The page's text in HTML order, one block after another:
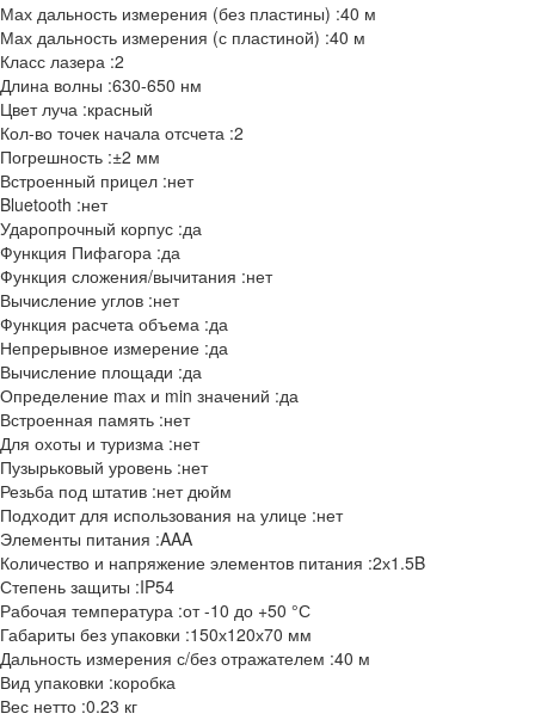
Мах дальность измерения (без пластины) :40 м
Мах дальность измерения (с пластиной) :40 м
Класс лазера :2
Длина волны :630-650 нм
Цвет луча :красный
Кол-во точек начала отсчета :2
Погрешность :±2 мм
Встроенный прицел :нет
Bluetooth :нет
Ударопрочный корпус :да
Функция Пифагора :да
Функция сложения/вычитания :нет
Вычисление углов :нет
Функция расчета объема :да
Непрерывное измерение :да
Вычисление площади :да
Определение mах и min значений :да
Встроенная память :нет
Для охоты и туризма :нет
Пузырьковый уровень :нет
Резьба под штатив :нет дюйм
Подходит для использования на улице :нет
Элементы питания :AAA
Количество и напряжение элементов питания :2х1.5B
Степень защиты :IP54
Рабочая температура :от -10 до +50 °С
Габариты без упаковки :150х120х70 мм
Дальность измерения с/без отражателем :40 м
Вид упаковки :коробка
Вес нетто :0.23 кг